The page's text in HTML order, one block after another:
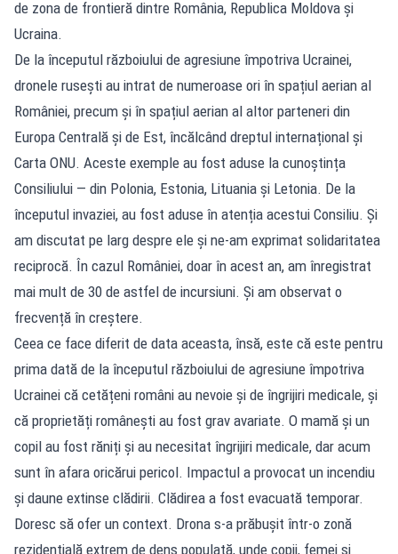
de zona de frontieră dintre România, Republica Moldova și
Ucraina.
De la începutul războiului de agresiune împotriva Ucrainei,
dronele rusești au intrat de numeroase ori în spațiul aerian al
României, precum și în spațiul aerian al altor parteneri din
Europa Centrală și de Est, încălcând dreptul internațional și
Carta ONU. Aceste exemple au fost aduse la cunoștința
Consiliului — din Polonia, Estonia, Lituania și Letonia. De la
începutul invaziei, au fost aduse în atenția acestui Consiliu. Și
am discutat pe larg despre ele și ne-am exprimat solidaritatea
reciprocă. În cazul României, doar în acest an, am înregistrat
mai mult de 30 de astfel de incursiuni. Și am observat o
frecvență în creștere.
Ceea ce face diferit de data aceasta, însă, este că este pentru
prima dată de la începutul războiului de agresiune împotriva
Ucrainei că cetățeni români au nevoie și de îngrijiri medicale, și
că proprietăți românești au fost grav avariate. O mamă și un
copil au fost răniți și au necesitat îngrijiri medicale, dar acum
sunt în afara oricărui pericol. Impactul a provocat un incendiu
și daune extinse clădirii. Clădirea a fost evacuată temporar.
Doresc să ofer un context. Drona s-a prăbușit într-o zonă
rezidențială extrem de dens populată, unde copii, femei și